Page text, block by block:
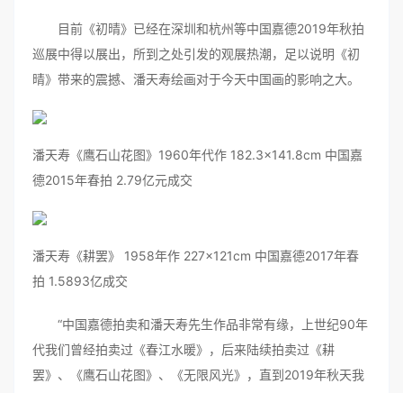
目前《初晴》已经在深圳和杭州等中国嘉德2019年秋拍
巡展中得以展出，所到之处引发的观展热潮，足以说明《初
晴》带来的震撼、潘天寿绘画对于今天中国画的影响之大。
潘天寿《鹰石山花图》1960年代作 182.3×141.8cm 中国嘉
德2015年春拍 2.79亿元成交
潘天寿《耕罢》 1958年作 227×121cm 中国嘉德2017年春
拍 1.5893亿成交
“中国嘉德拍卖和潘天寿先生作品非常有缘，上世纪90年
代我们曾经拍卖过《春江水暖》，后来陆续拍卖过《耕
罢》、《鹰石山花图》、《无限风光》，直到2019年秋天我